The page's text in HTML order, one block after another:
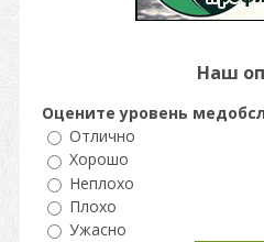
Наш
Оцените уровень
Отлично
Хорошо
Неплохо
Плохо
Ужасно